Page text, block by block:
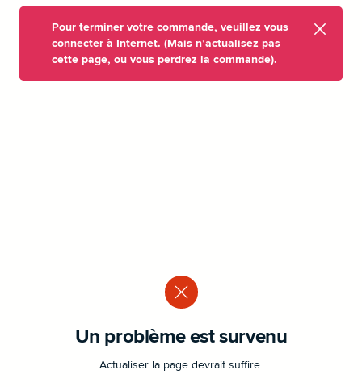
Pour terminer votre commande, veuillez vous
connecter à Internet. (Mais n’actualisez pas
cette page, ou vous perdrez la commande).
Un problème est survenu
Actualiser la page devrait suffire.